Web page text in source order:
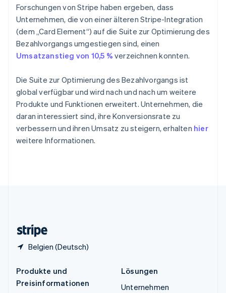
Forschungen von Stripe haben ergeben, dass
Unternehmen, die von einer älteren Stripe-Integration
(dem „Card Element“) auf die Suite zur Optimierung des
Bezahlvorgangs umgestiegen sind, einen
Umsatzanstieg von 10,5 % verzeichnen konnten.
Die Suite zur Optimierung des Bezahlvorgangs ist
global verfügbar und wird nach und nach um weitere
Produkte und Funktionen erweitert. Unternehmen, die
daran interessiert sind, ihre Konversionsrate zu
verbessern und ihren Umsatz zu steigern, erhalten hier
weitere Informationen.
Belgien (Deutsch)
English
Slowenien
EnglishItaliano
Sonderverwaltungsregion Hongkong,
China
English 简体中文
EspañolEnglish
Thailand
ไทยEnglish
Tschechische Republik
English
Ungarn
English
Produkte und
Preisinformationen
Lösungen
Unternehmen